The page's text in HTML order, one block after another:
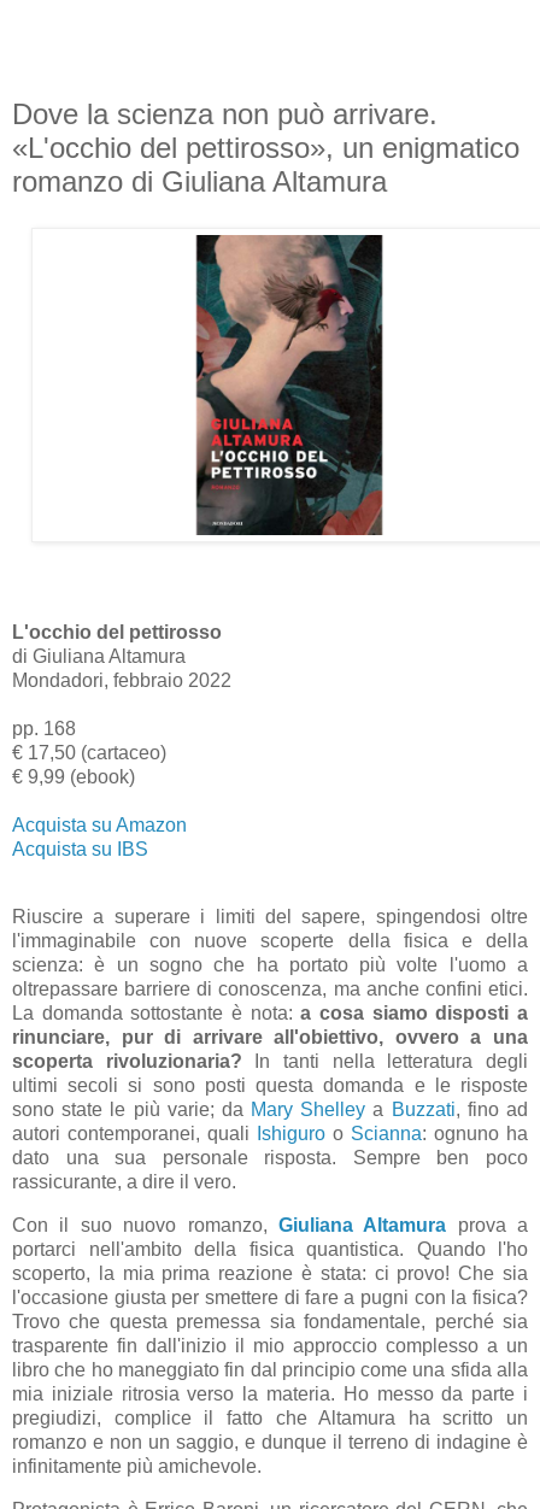
Dove la scienza non può arrivare.
«L'occhio del pettirosso», un enigmatico
romanzo di Giuliana Altamura
L'occhio del pettirosso
di Giuliana Altamura
Mondadori, febbraio 2022
pp. 168
€ 17,50 (cartaceo)
€ 9,99 (ebook)
Acquista su Amazon
Acquista su IBS
Riuscire a superare i limiti del sapere, spingendosi oltre
l'immaginabile con nuove scoperte della fisica e della
scienza: è un sogno che ha portato più volte l'uomo a
oltrepassare barriere di conoscenza, ma anche confini etici.
La domanda sottostante è nota:a cosa siamo disposti a
rinunciare, pur di arrivare all'obiettivo, ovvero a una
scoperta rivoluzionaria?
In tanti nella letteratura degli
ultimi secoli si sono posti questa domanda e le risposte
sono state le più varie; da Mary Shelley a Buzzati, fino ad
autori contemporanei, quali
Ishiguro o Scianna: ognuno ha
dato una sua personale risposta. Sempre ben poco
rassicurante, a dire il vero.
Con il suo nuovo romanzo, Giuliana Altamura prova a
portarci nell'ambito della fisica quantistica. Quando l'ho
scoperto, la mia prima reazione è stata: ci provo! Che sia
l'occasione giusta per smettere di fare a pugni con la fisica?
Trovo che questa premessa sia fondamentale, perché sia
trasparente fin dall'inizio il mio approccio complesso a un
libro che ho maneggiato fin dal principio come una sfida alla
mia iniziale ritrosia verso la materia. Ho messo da parte i
pregiudizi, complice il fatto che Altamura ha scritto un
romanzo e non un saggio, e dunque il terreno di indagine è
infinitamente più amichevole.